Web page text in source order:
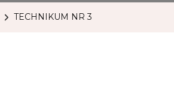
TECHNIKUM NR 3